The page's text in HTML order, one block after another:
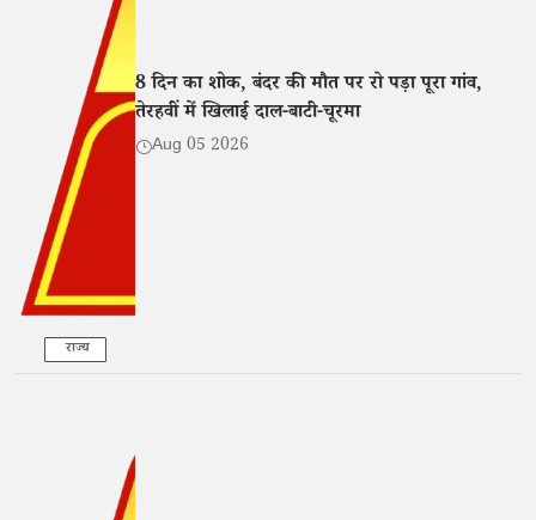
राज्य
8 दिन का शोक, बंदर की मौत पर रो पड़ा पूरा गांव,
तेरहवीं में खिलाई दाल-बाटी-चूरमा
Aug 05 2026